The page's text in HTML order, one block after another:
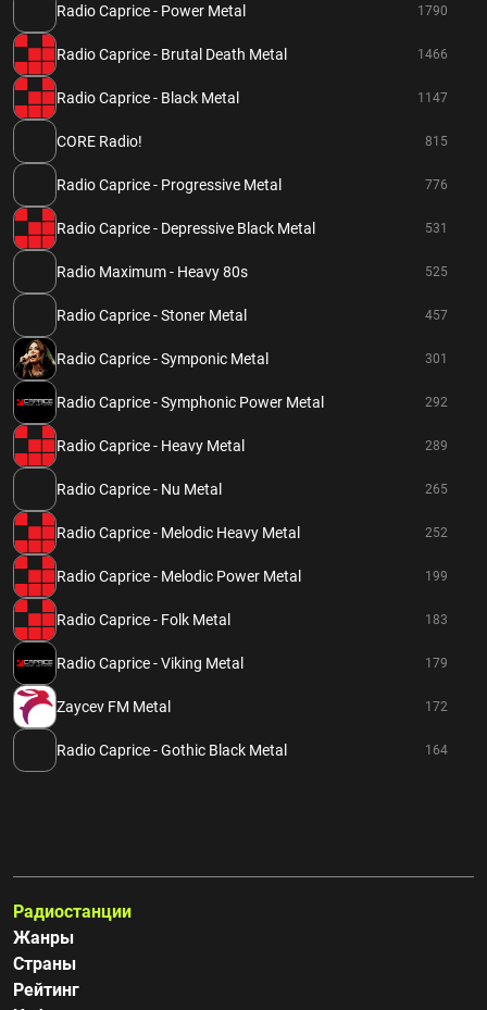
Radio Caprice - Power Metal 1790
Radio Caprice - Brutal Death Metal 1466
Radio Caprice - Black Metal 1147
CORE Radio! 815
Radio Caprice - Progressive Metal 776
Radio Caprice - Depressive Black Metal 531
Radio Maximum - Heavy 80s 525
Radio Caprice - Stoner Metal 457
Radio Caprice - Symponic Metal 301
Radio Caprice - Symphonic Power Metal 292
Radio Caprice - Heavy Metal 289
Radio Caprice - Nu Metal 265
Radio Caprice - Melodic Heavy Metal 252
Radio Caprice - Melodic Power Metal 199
Radio Caprice - Folk Metal 183
Radio Caprice - Viking Metal 179
Zaycev FM Metal 172
Radio Caprice - Gothic Black Metal 164
Радиостанции
Жанры
Страны
Рейтинг